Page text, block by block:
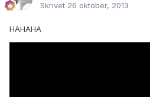
Skrivet 26 oktober, 2013
HAHAHA